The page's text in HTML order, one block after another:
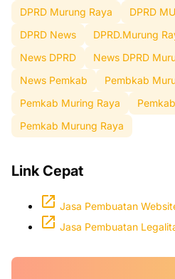
DPRD Murung Raya
DPRD
DPRD News
DPRD.Murung
News DPRD
News DPRD
News Pemkab
Pembkab
Pemkab Muring Raya
Pemkab Murung Raya
Link Cepat
Jasa Pembuatan
Jasa Pembuatan